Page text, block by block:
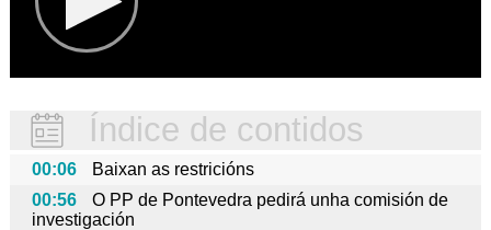
Índice de contidos
00:06
Baixan as restricións
00:56
O PP de Pontevedra pedirá unha comisión de
investigación